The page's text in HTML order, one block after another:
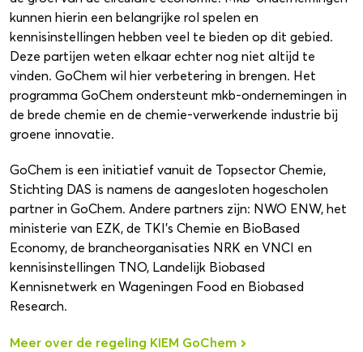
kunnen hierin een belangrijke rol spelen en
kennisinstellingen hebben veel te bieden op dit gebied.
Deze partijen weten elkaar echter nog niet altijd te
vinden. GoChem wil hier verbetering in brengen. Het
programma GoChem ondersteunt mkb-ondernemingen in
de brede chemie en de chemie-verwerkende industrie bij
groene innovatie.
GoChem is een initiatief vanuit de Topsector Chemie,
Stichting DAS is namens de aangesloten hogescholen
partner in GoChem. Andere partners zijn: NWO ENW, het
ministerie van EZK, de TKI’s Chemie en BioBased
Economy, de brancheorganisaties NRK en VNCI en
kennisinstellingen TNO, Landelijk Biobased
Kennisnetwerk en Wageningen Food en Biobased
Research.
Meer over de regeling KIEM GoChem